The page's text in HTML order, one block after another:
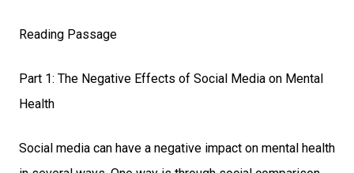
Reading Passage
Part 1: The Negative Effects of Social Media on Mental
Health
Social media can have a negative impact on mental health